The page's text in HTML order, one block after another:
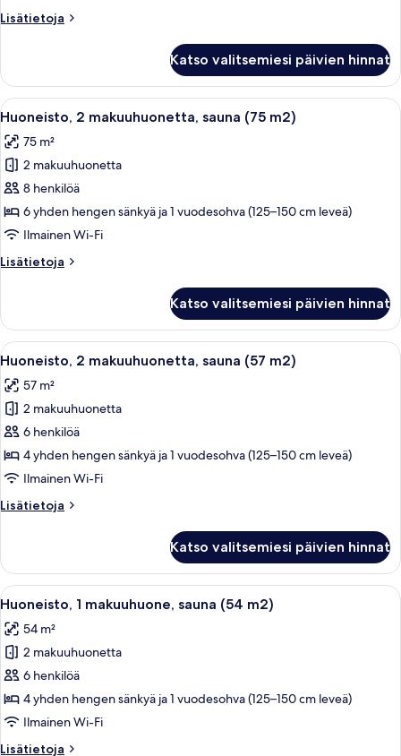
Lisätietoja
Lisätietoja
(37
m2)
Katso valitsemiesi päivien hinnat
Avaa
kaikki
huonetyypin
Huoneisto,
2
makuuhuonetta,
sauna
m2)
Makuuhuone, jossa on sänky, kaksi
7
Huoneisto, 2 makuuhuonetta, sauna (75 m2)
75 m²
2 makuuhuonetta
8 henkilöä
6 yhden hengen sänkyä ja 1 vuodesohva (125–150 cm leveä)
Ilmainen Wi-Fi
Lisätietoja
Lisätietoja
makuuhuonetta,
sauna
(75
Katso valitsemiesi päivien hinnat
Avaa
kaikki
huonetyypin
Huoneisto,
2
makuuhuonetta,
sauna
m2)
Siististi pedattu sänky, jossa on
8
Huoneisto, 2 makuuhuonetta, sauna (57 m2)
57 m²
2 makuuhuonetta
6 henkilöä
4 yhden hengen sänkyä ja 1 vuodesohva (125–150 cm leveä)
Ilmainen Wi-Fi
Lisätietoja
Lisätietoja
makuuhuonetta,
sauna
(57
Katso valitsemiesi päivien hinnat
Avaa
kaikki
huonetyypin
Huoneisto,
1
makuuhuone,
sauna
Mökki, jossa on kalteva katto, kuisti
17
Huoneisto, 1 makuuhuone, sauna (54 m2)
54 m²
2 makuuhuonetta
6 henkilöä
4 yhden hengen sänkyä ja 1 vuodesohva (125–150 cm leveä)
Ilmainen Wi-Fi
Lisätietoja
Lisätietoja